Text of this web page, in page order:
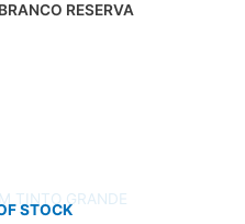
RESERVA
STOCK